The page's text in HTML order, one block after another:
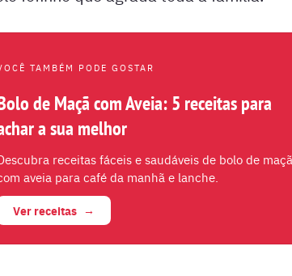
TAMBÉM PODE GOSTAR
de Maçã com Aveia: 5 receitas para
a sua melhor
receitas fáceis e saudáveis de bolo de maçã
aveia para café da manhã e lanche.
Ver receitas